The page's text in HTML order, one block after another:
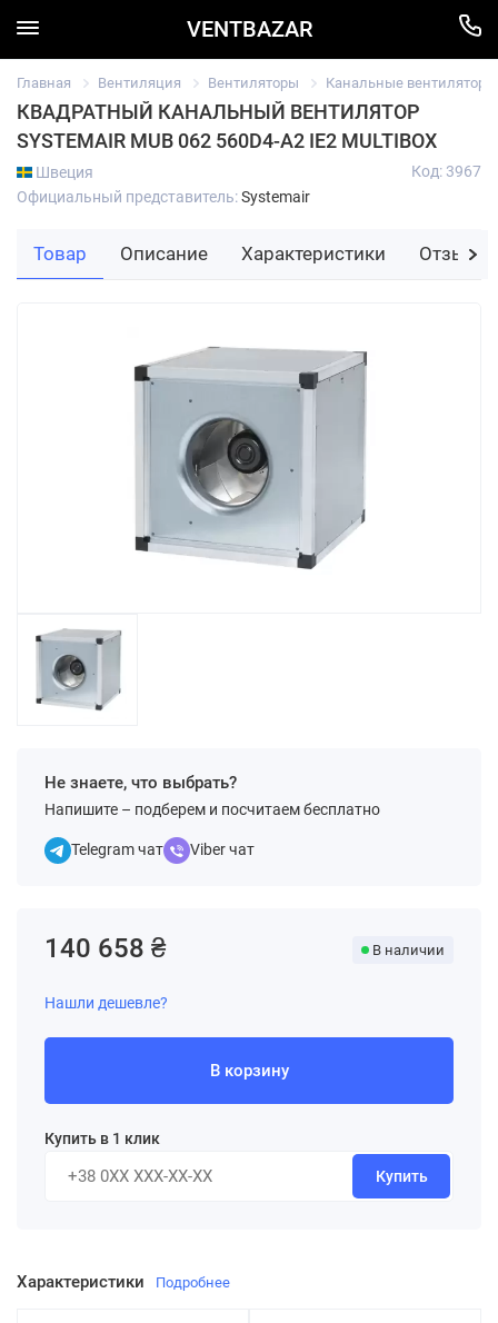
VENTBAZAR
Главная Вентиляция Вентиляторы Канальные вентиляторы
КВАДРАТНЫЙ КАНАЛЬНЫЙ ВЕНТИЛЯТОР
SYSTEMAIR MUB 062 560D4-A2 IE2 MULTIBOX
Швеция
Официальный представитель:Systemair
Код: 3967
Не знаете, что выбрать?
Напишите – подберем и посчитаем бесплатно
Telegram чат Viber чат
Характеристики Подробнее
140 658 ₴ В наличии
Нашли дешевле?
В корзину
Купить в 1 клик
Купить
Товар Описание Характеристики Отзывы